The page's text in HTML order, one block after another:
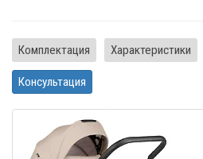
Комплектация Характеристики
Консультация